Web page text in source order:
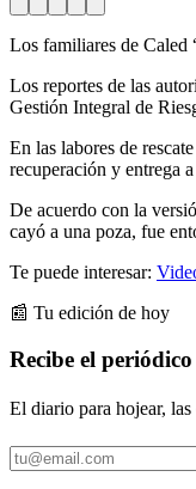
Los familiares de Caled
Los reportes de las
Gestión Integral de
En las labores de
recuperación y entrega
De acuerdo con la
cayó a una poza, fue
Te puede interesar:
📰 Tu edición de hoy
Recibe el
El diario para hojear,